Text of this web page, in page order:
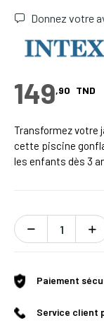
Donnez votre
149,90 TND
Transformez votre
cette piscine
les enfants dès 3
Paiement
Service client